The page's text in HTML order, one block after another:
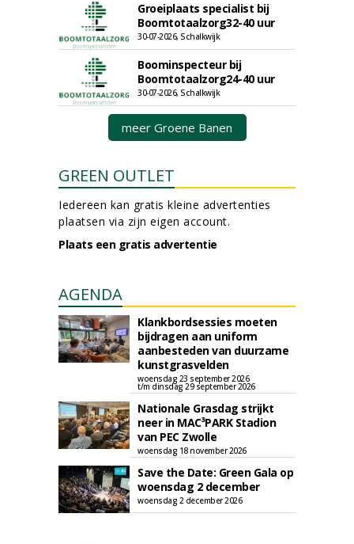
Groeiplaats specialist bij
Boomtotaalzorg32-40 uur
30-07-2026, Schalkwijk
Boominspecteur bij
Boomtotaalzorg24-40 uur
30-07-2026, Schalkwijk
meer Groene Banen
GREEN OUTLET
Iedereen kan gratis kleine advertenties
plaatsen via zijn eigen account.
Plaats een gratis advertentie
AGENDA
Klankbordsessies moeten
bijdragen aan uniform
aanbesteden van duurzame
kunstgrasvelden
woensdag 23 september 2026
t/m dinsdag 29 september 2026
Nationale Grasdag strijkt
neer in MAC³PARK Stadion
van PEC Zwolle
woensdag 18 november 2026
Save the Date: Green Gala op
woensdag 2 december
woensdag 2 december 2026